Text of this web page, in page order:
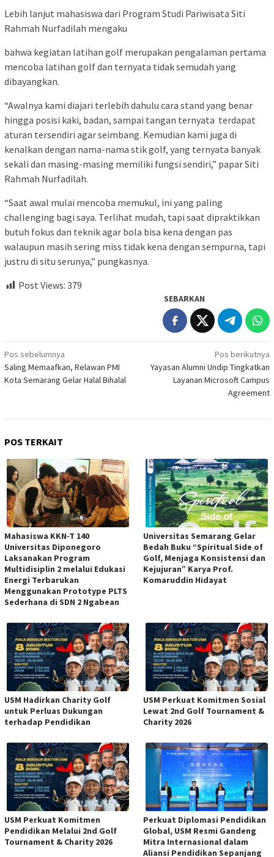
Lebih lanjut mahasiswa dari Program Studi Pariwisata ⁠Siti
Rahmah Nurfadilah mengaku
bahwa kegiatan latihan golf merupakan pengalaman pertama
mencoba latihan golf dan ternyata tidak semudah yang
dibayangkan.
“Awalnya kami diajari terlebih dahulu cara stand yang benar
hingga posisi kaki, badan, sampai tangan ternyata terdapat
aturan tersendiri agar seimbang. Kemudian kami juga di
kenalkan dengan nama-nama stik golf, yang ternyata banyak
sekali dan masing-masing memiliki fungsi sendiri,” papar ⁠Siti
Rahmah Nurfadilah.
“Saat awal mulai mencoba memukul, ini yang paling
challenging bagi saya. Terlihat mudah, tapi saat dipraktikkan
butuh fokus dan teknik agar bola bisa kena dengan pas
walaupun masih sering miss tidak kena dengan sempurna, tapi
justru di situ serunya,” pungkasnya.
Post Views: 379
SEBARKAN
Navigasi
pos
Pos sebelumnya
Saling Memaafkan, Relawan PMI
Kota Semarang Gelar Halal Bihalal
Pos berikutnya
Yayasan Alumni Undip Tingkatkan
Layanan Microsoft Campus
Agreement
POS TERKAIT
Mahasiswa KKN-T 140
Universitas Diponegoro
Laksanakan Program
Multidisiplin 2 melalui Edukasi
Energi Terbarukan
Menggunakan Prototype PLTS
Sederhana di SDN 2 Ngabean
Universitas Semarang Gelar
Bedah Buku “Spiritual Side of
Golf, Menjaga Konsistensi dan
Kejujuran” Karya Prof.
Komaruddin Hidayat
USM Hadirkan Charity Golf
untuk Perluas Dukungan
terhadap Pendidikan
USM Perkuat Komitmen Sosial
Lewat 2nd Golf Tournament &
Charity 2026
USM Perkuat Komitmen
Pendidikan Melalui 2nd Golf
Tournament & Charity 2026
Perkuat Diplomasi Pendidikan
Global, USM Resmi Gandeng
Mitra Internasional dalam
Aliansi Pendidikan Sepanjang